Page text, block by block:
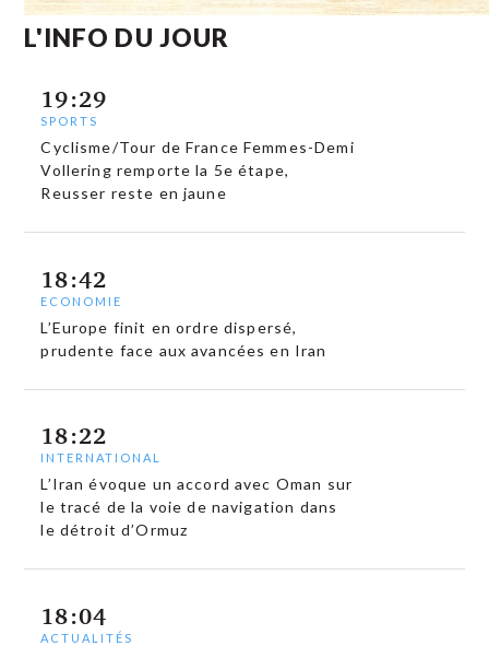
L'INFO DU JOUR
19:29
SPORTS
Cyclisme/Tour de France Femmes-Demi
Vollering remporte la 5e étape,
Reusser reste en jaune
18:42
ECONOMIE
L’Europe finit en ordre dispersé,
prudente face aux avancées en Iran
18:22
INTERNATIONAL
L’Iran évoque un accord avec Oman sur
le tracé de la voie de navigation dans
le détroit d’Ormuz
18:04
ACTUALITÉS